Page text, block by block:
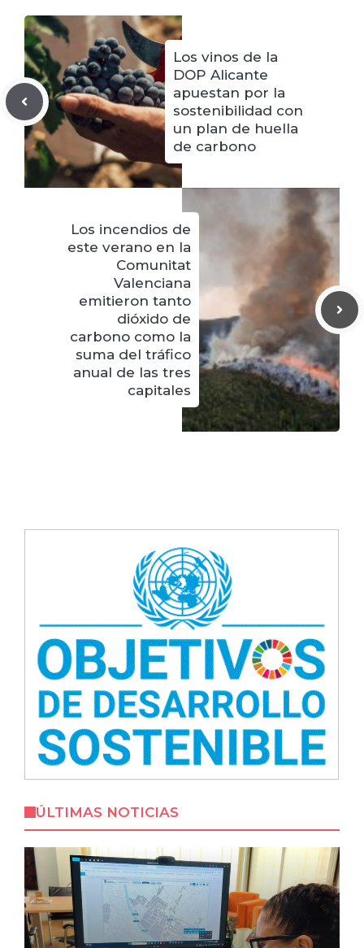
Los vinos de la
DOP Alicante
apuestan por la
sostenibilidad con
un plan de huella
de carbono
Los incendios de
este verano en la
Comunitat
Valenciana
emitieron tanto
dióxido de
carbono como la
suma del tráfico
anual de las tres
capitales
ÚLTIMAS NOTICIAS